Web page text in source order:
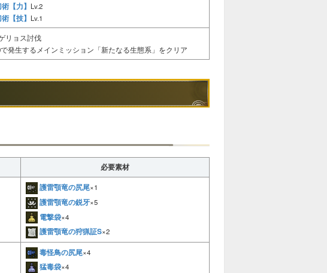
【力】 Lv.2
【技】 Lv.1
リョス討伐
で発生するメインミッション「新たなる生態系」をクリア
必要素材
護雷顎竜の尻尾×1
護雷顎竜の鋭牙×5
電撃袋×4
護雷顎竜の狩猟証S×2
毒怪鳥の尻尾×4
猛毒袋×4